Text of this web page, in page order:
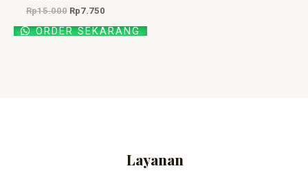
Dinilai
0
dari
5
Rp15.000 Rp7.750
ORDER SEKARANG
Layanan